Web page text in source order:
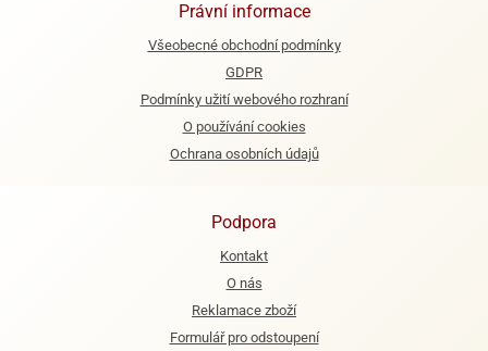
Právní informace
Všeobecné obchodní podmínky
GDPR
Podmínky užití webového rozhraní
O používání cookies
Ochrana osobních údajů
Podpora
Kontakt
O nás
Reklamace zboží
Formulář pro odstoupení